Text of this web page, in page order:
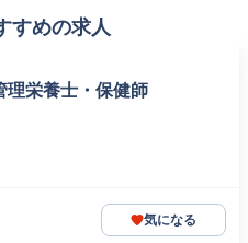
すめの求人
理栄養士・保健師
気になる